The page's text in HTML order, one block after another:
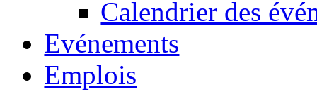
Calendrier des
Evénements
Emplois